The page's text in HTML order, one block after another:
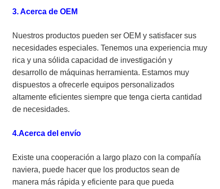
3. Acerca de OEM
Nuestros productos pueden ser OEM y satisfacer sus
necesidades especiales. Tenemos una experiencia muy
rica y una sólida capacidad de investigación y
desarrollo de máquinas herramienta. Estamos muy
dispuestos a ofrecerle equipos personalizados
altamente eficientes siempre que tenga cierta cantidad
de necesidades.
4.Acerca del envío
Existe una cooperación a largo plazo con la compañía
naviera, puede hacer que los productos sean de
manera más rápida y eficiente para que pueda